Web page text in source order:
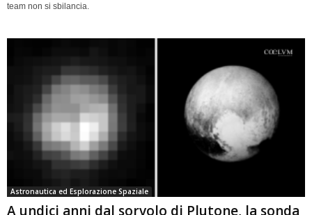
team non si sbilancia.
Astronautica ed Esplorazione Spaziale
A undici anni dal sorvolo di Plutone, la sonda